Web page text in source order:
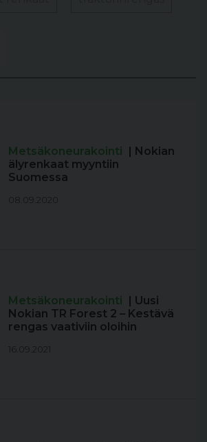
Metsäkoneurakointi | Nokian
älyrenkaat myyntiin
Suomessa
08.09.2020
Metsäkoneurakointi | Uusi
Nokian TR Forest 2 – Kestävä
rengas vaativiin oloihin
16.09.2021